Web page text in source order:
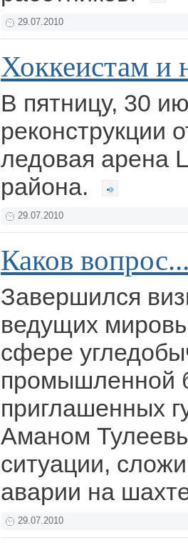
29.07.2010
Хоккеистам и
В пятницу, 30
реконструкции
ледовая арена
района.
29.07.2010
Каков
Завершился
ведущих
сфере
промышленной
приглашенных
Аманом
ситуации,
аварии на
29.07.2010